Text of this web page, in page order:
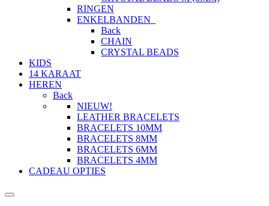
RINGEN
ENKELBANDEN
Back
CHAIN
CRYSTAL BEADS
KIDS
14 KARAAT
HEREN
Back
NIEUW!
LEATHER BRACELETS
BRACELETS 10MM
BRACELETS 8MM
BRACELETS 6MM
BRACELETS 4MM
CADEAU OPTIES